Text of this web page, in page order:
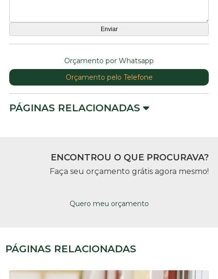
Orçamento por Whatsapp
Orçamento pelo Telefone
PÁGINAS RELACIONADAS
ENCONTROU O QUE PROCURAVA?
Faça seu orçamento grátis agora mesmo!
Quero meu orçamento
PÁGINAS RELACIONADAS